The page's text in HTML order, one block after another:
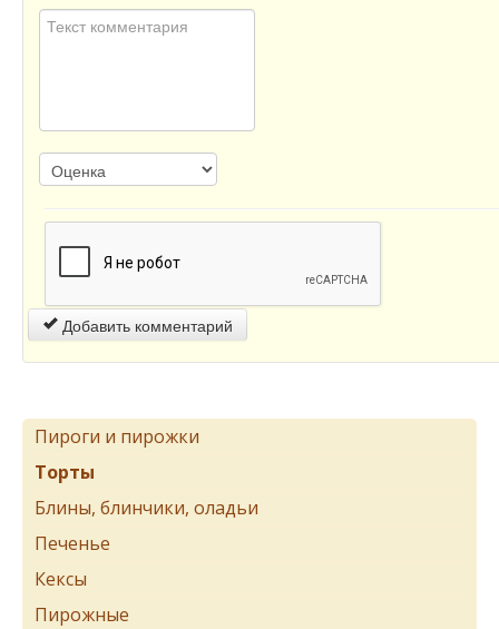
Добавить комментарий
Пироги и пирожки
Торты
Блины, блинчики, оладьи
Печенье
Кексы
Пирожные